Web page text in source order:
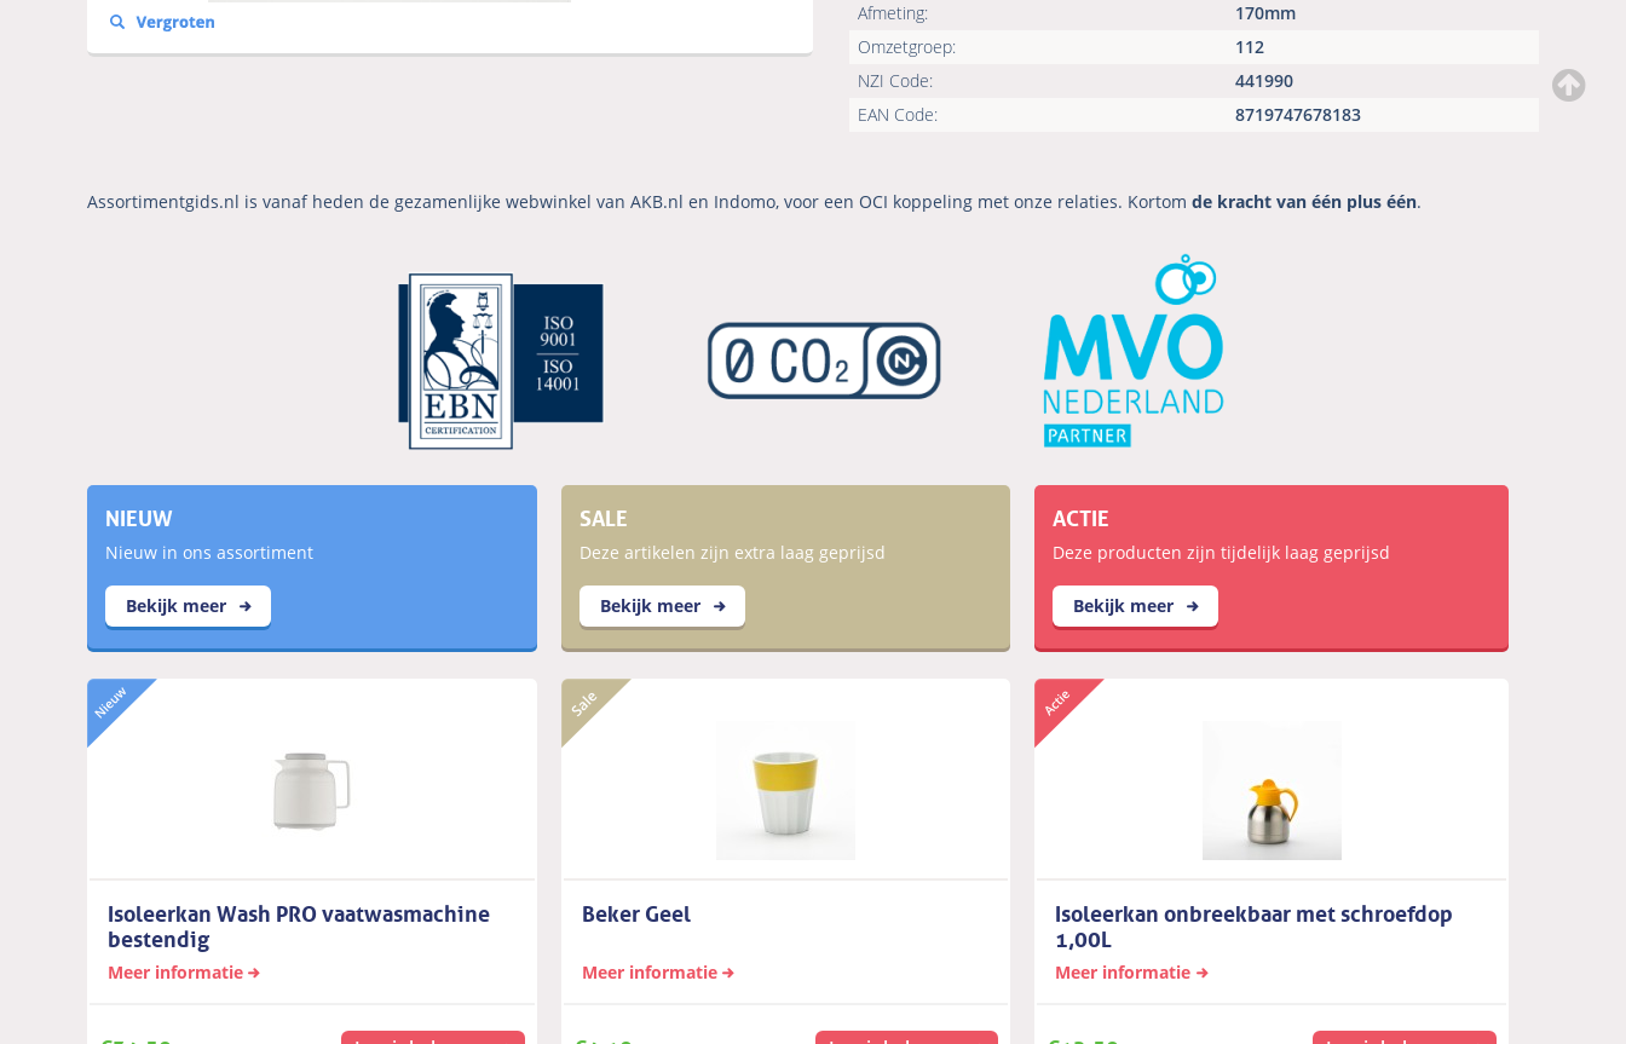
Afmeting:
170mm
Omzetgroep:
112
NZI Code:
441990
EAN Code:
8719747678183
Assortimentgids.nl is vanaf heden de gezamenlijke webwinkel van AKB.nl en Indomo, voor een OCI koppeling met onze relaties. Kortom de kracht van één plus één.
NIEUW
Nieuw in ons assortiment
Bekijk meer
Isoleerkan Wash PRO vaatwasmachine
bestendig
Meer informatie
SALE
Deze artikelen zijn extra laag geprijsd
Bekijk meer
Beker Geel
Meer informatie
ACTIE
Deze producten zijn tijdelijk laag geprijsd
Bekijk meer
Isoleerkan onbreekbaar met schroefdop
1,00L
Meer informatie